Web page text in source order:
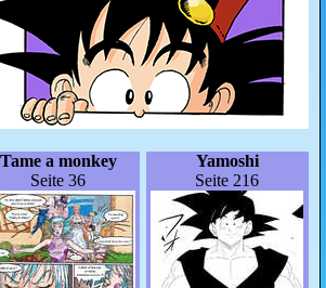
Tame a monkey
Seite 36
Yamoshi
Seite 216